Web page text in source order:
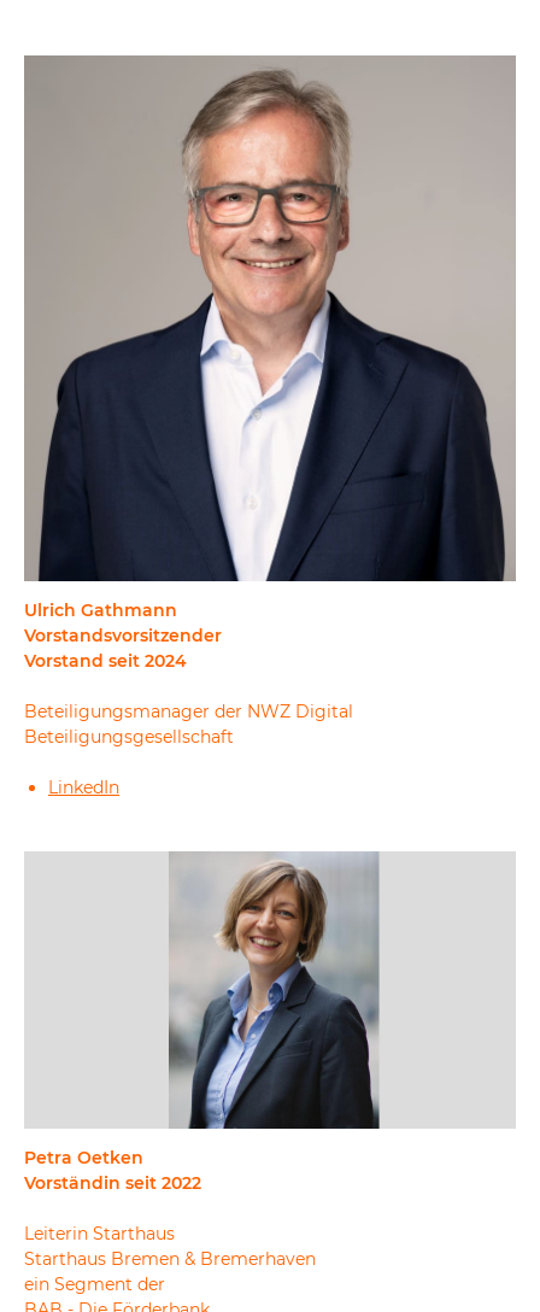
Ulrich Gathmann
Vorstandsvorsitzender
Vorstand seit 2024
Beteiligungsmanager der NWZ Digital
Beteiligungsgesellschaft
LinkedIn
Petra Oetken
Vorständin seit 2022
Leiterin Starthaus
Starthaus Bremen & Bremerhaven
ein Segment der